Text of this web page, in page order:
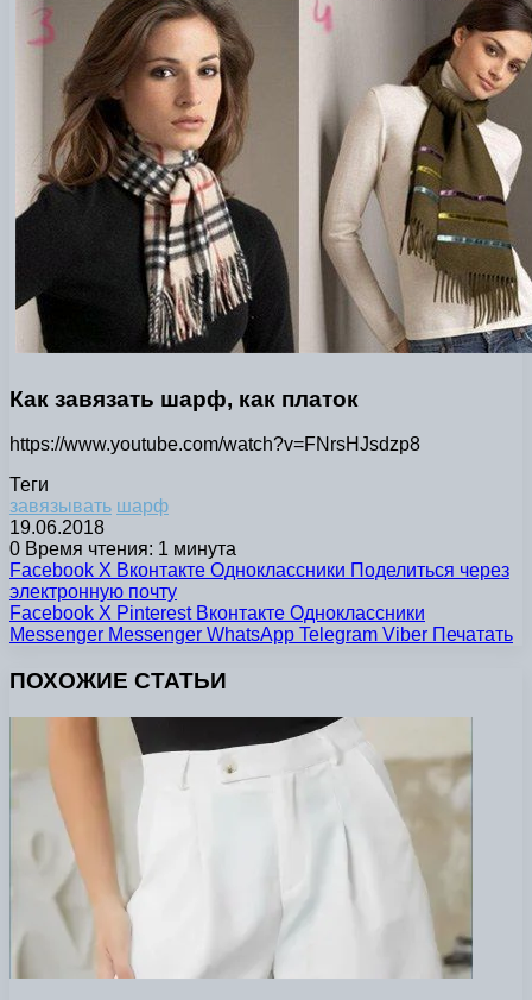
Как завязать шарф, как платок
https://www.youtube.com/watch?v=FNrsHJsdzp8
Теги
завязывать шарф
19.06.2018
0 Время чтения: 1 минута
Facebook X Вконтакте Одноклассники Поделиться через
электронную почту
Facebook X Pinterest Вконтакте Одноклассники
Messenger Messenger WhatsApp Telegram Viber Печатать
ПОХОЖИЕ СТАТЬИ